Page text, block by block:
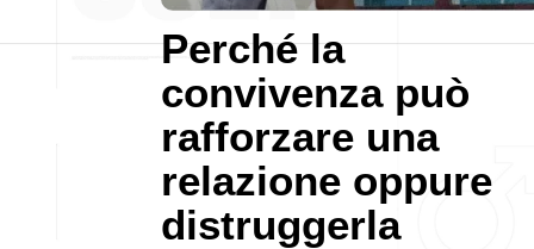
Perché la
convivenza può
rafforzare una
relazione oppure
distruggerla